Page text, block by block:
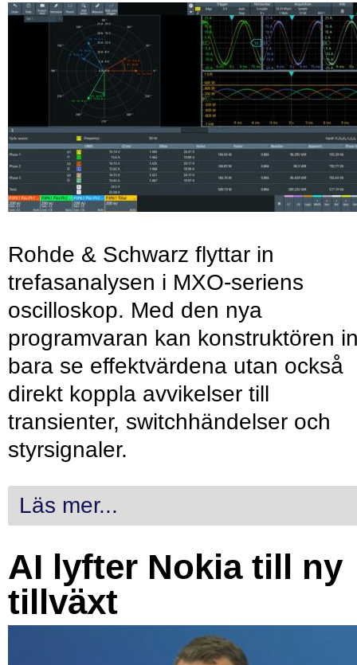
Rohde & Schwarz flyttar in
trefasanalysen i MXO-seriens
oscilloskop. Med den nya
programvaran kan konstruktören
bara se effektvärdena utan också
direkt koppla avvikelser till
transienter, switchhändelser och
styrsignaler.
Läs mer...
AI lyfter Nokia till ny
tillväxt